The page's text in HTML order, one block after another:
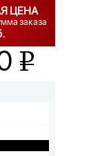
ЦЕНА
заказа
v